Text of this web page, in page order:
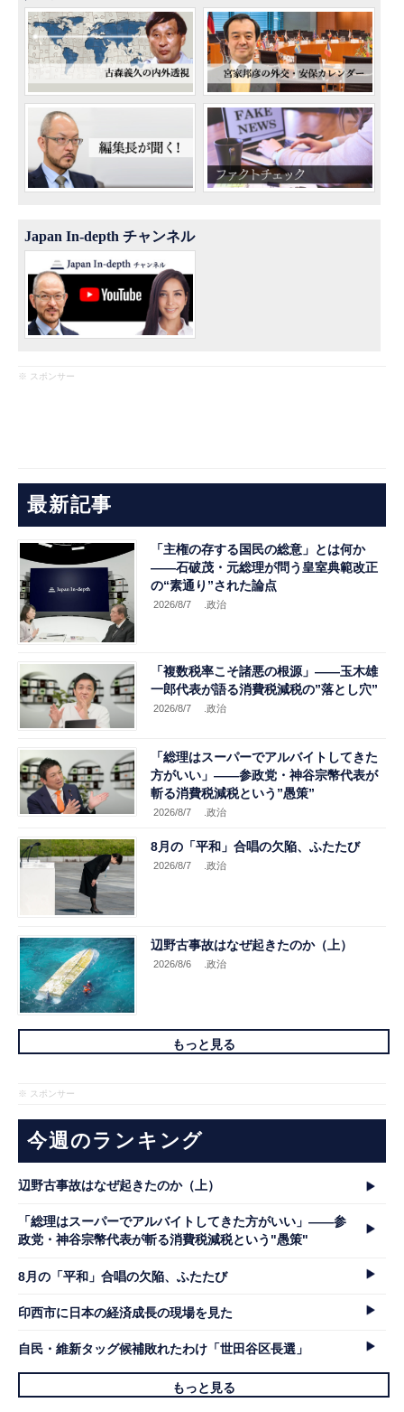
Japan In-depth チャンネル
※ スポンサー
最新記事
「主権の存する国民の総意」とは何か
――石破茂・元総理が問う皇室典範改正
の“素通り”された論点
2026/8/7 .政治
「複数税率こそ諸悪の根源」――玉木雄
一郎代表が語る消費税減税の”落とし穴”
2026/8/7 .政治
「総理はスーパーでアルバイトしてきた
方がいい」――参政党・神谷宗幣代表が
斬る消費税減税という”愚策”
2026/8/7 .政治
8月の「平和」合唱の欠陥、ふたたび
2026/8/7 .政治
辺野古事故はなぜ起きたのか（上）
2026/8/6 .政治
もっと見る
※ スポンサー
今週のランキング
辺野古事故はなぜ起きたのか（上）
「総理はスーパーでアルバイトしてきた方がいい」――参
政党・神谷宗幣代表が斬る消費税減税という"愚策"
8月の「平和」合唱の欠陥、ふたたび
印西市に日本の経済成長の現場を見た
自民・維新タッグ候補敗れたわけ「世田谷区長選」
もっと見る